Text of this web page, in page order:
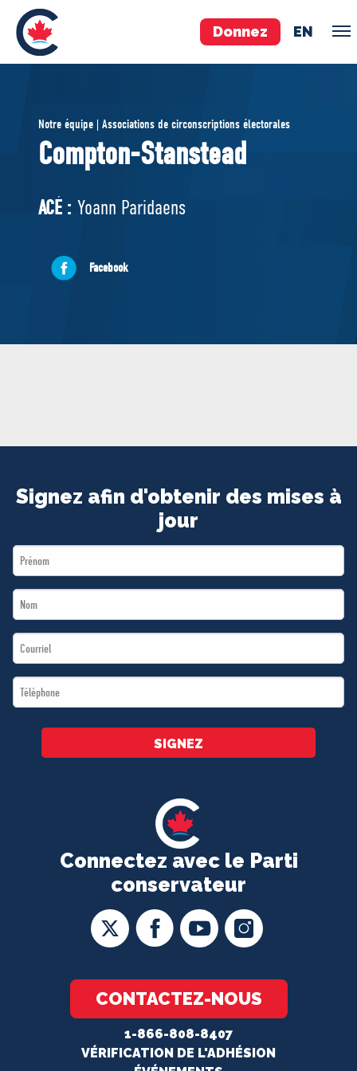
Donnez EN
ÉQUIPE
Pierre Poilievre
Vos députés conservateurs
Cabinet fantôme
Exécutif national
BOUTIQUE
Notre équipe | Associations de circonscriptions électorales
Compton-Stanstead
ACÉ : Yoann Paridaens
Facebook
Connectez avec le Parti
conservateur
CONTACTEZ-NOUS
1-866-808-8407
VÉRIFICATION DE L'ADHÉSION
Signez afin d'obtenir des mises à
jour
First
Name
Last
Name
Email
*
Téléphone
*
SIGNEZ